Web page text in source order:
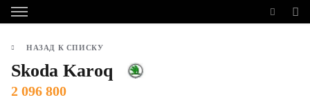
НАЗАД К СПИСКУ
Skoda Karoq
2 096 800